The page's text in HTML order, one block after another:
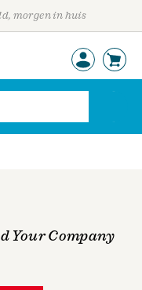
morgen in huis
Your Company